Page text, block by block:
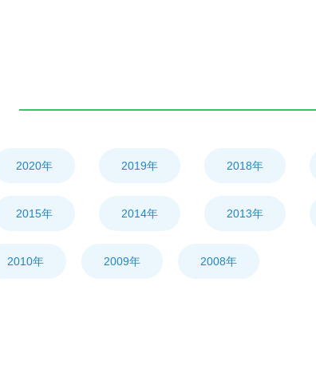
2020年 2019年 2018年
2015年 2014年 2013年
2010年 2009年 2008年